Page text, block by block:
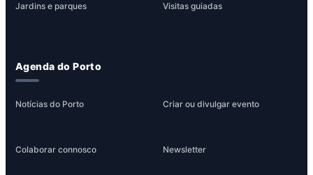
Jardins e parques Visitas guiadas
Agenda do Porto
Notícias do Porto Criar ou divulgar evento
Colaborar connosco Newsletter